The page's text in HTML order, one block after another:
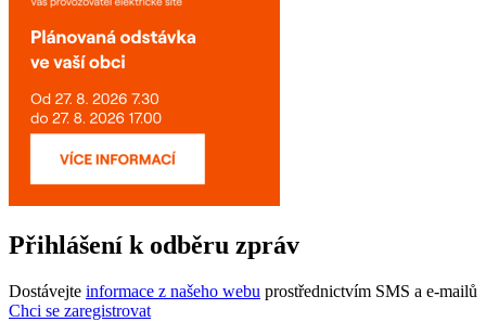
Přihlášení k odběru zpráv
Dostávejte informace z našeho webu prostřednictvím SMS a e-mailů
Chci se zaregistrovat